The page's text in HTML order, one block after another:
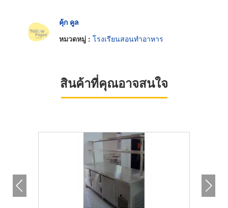
คุ้ก คูล
หมวดหมู่ : โรงเรียนสอนทำอาหาร
สินค้าที่คุณอาจสนใจ